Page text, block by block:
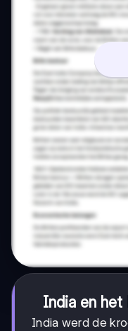
India en
India werd de